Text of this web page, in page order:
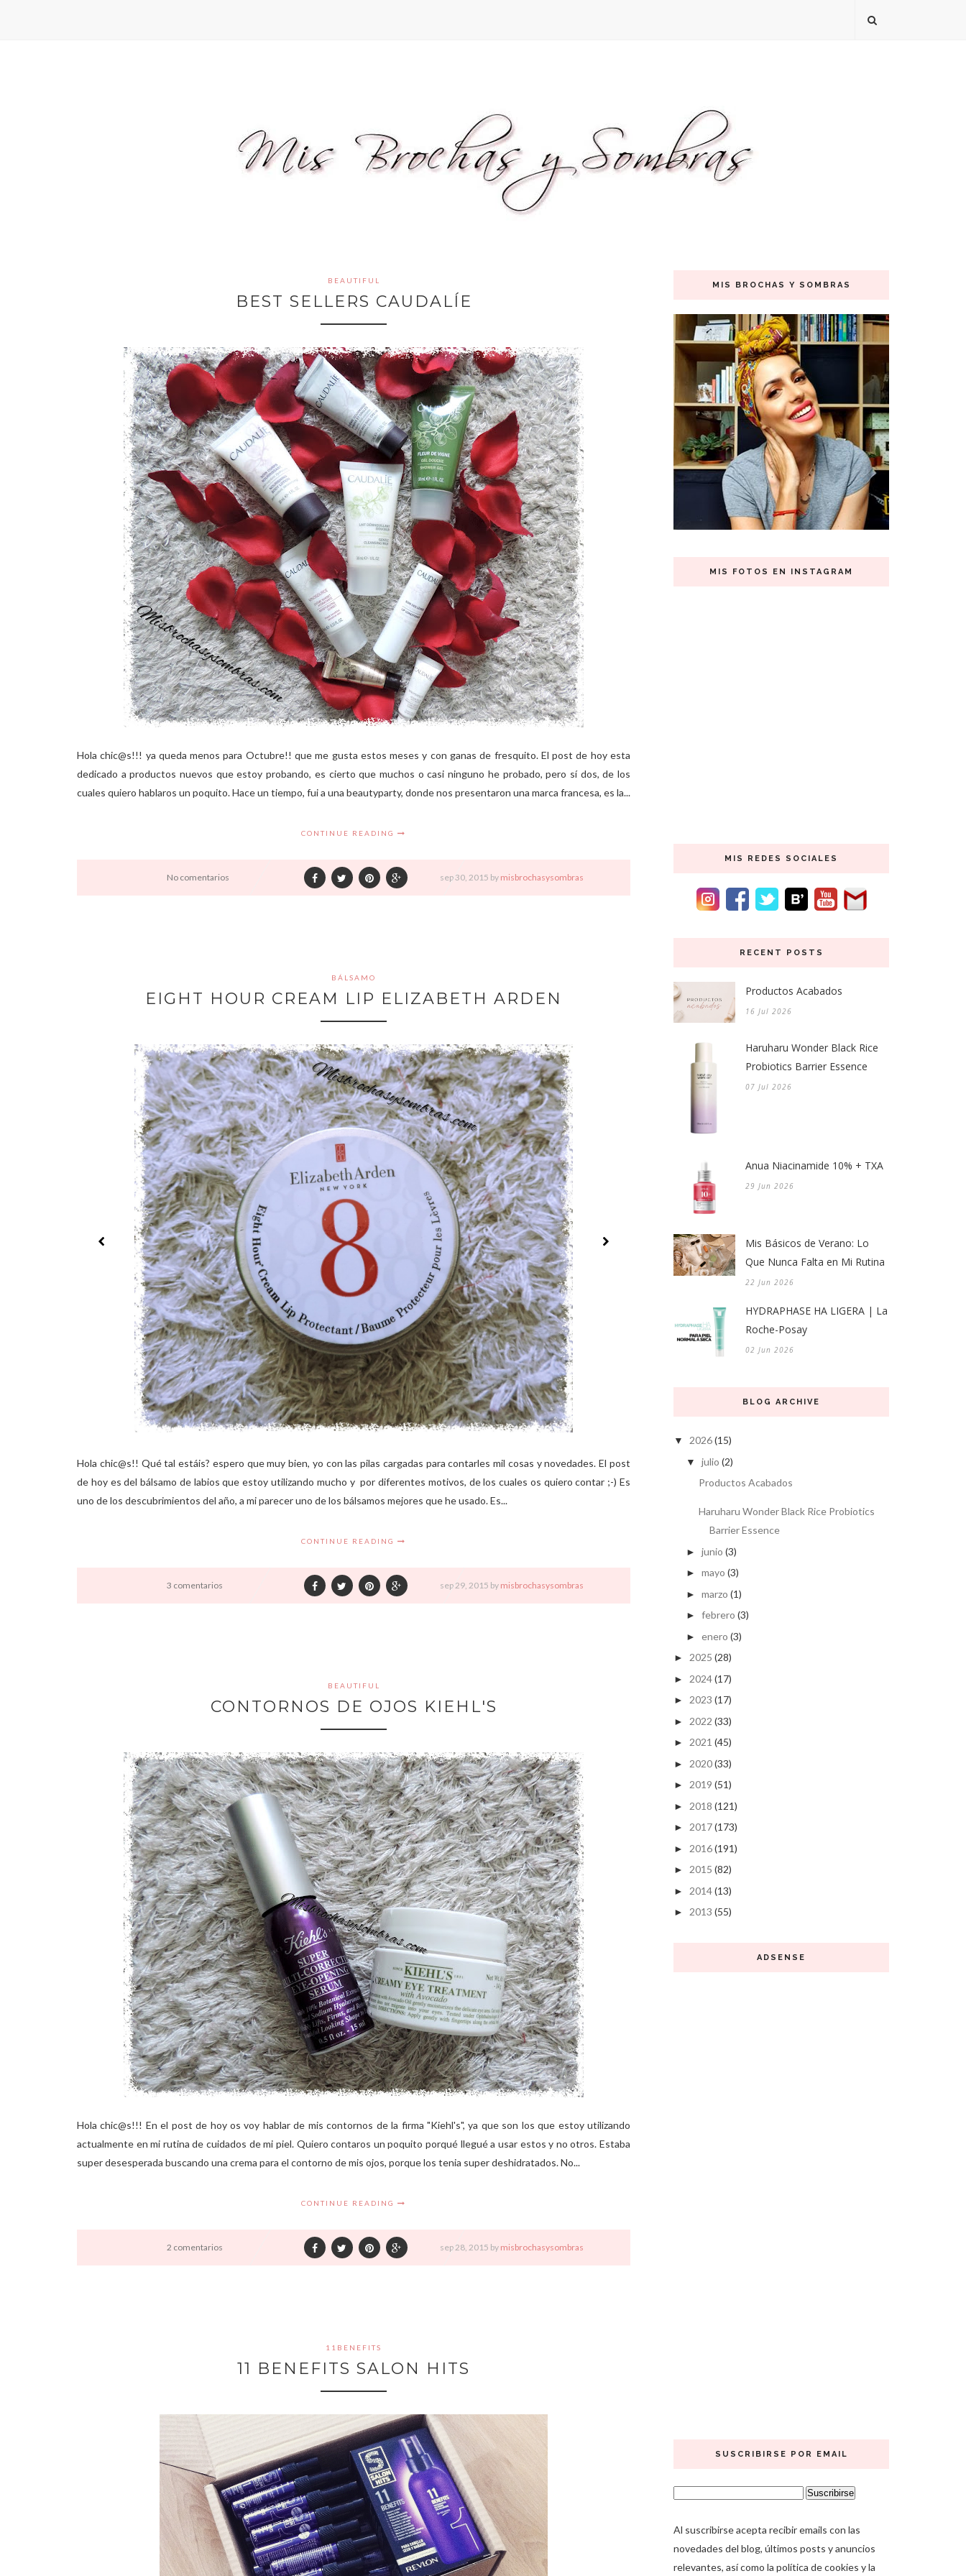
BEAUTIFUL
BEST SELLERS CAUDALÍE
Hola chic@s!!! ya queda menos para Octubre!! que me gusta estos meses y con ganas de fresquito. El post de hoy esta
dedicado a productos nuevos que estoy probando, es cierto que muchos o casi ninguno he probado, pero sí dos, de los
cuales quiero hablaros un poquito. Hace un tiempo, fui a una beautyparty, donde nos presentaron una marca francesa, es la...
CONTINUE READING
No comentarios sep30, 2015 by misbrochasysombras
BÁLSAMO
EIGHT HOUR CREAM LIP ELIZABETH ARDEN
Hola chic@s!! Qué tal estáis? espero que muy bien, yo con las pilas cargadas para contarles mil cosas y novedades. El post
de hoy es del bálsamo de labios que estoy utilizando mucho y por diferentes motivos, de los cuales os quiero contar ;-) Es
uno de los descubrimientos del año, a mi parecer uno de los bálsamos mejores que he usado. Es...
CONTINUE READING
3 comentarios sep29, 2015 by misbrochasysombras
BEAUTIFUL
CONTORNOS DE OJOS KIEHL'S
Hola chic@s!!! En el post de hoy os voy hablar de mis contornos de la firma "Kiehl's", ya que son los que estoy utilizando
actualmente en mi rutina de cuidados de mi piel. Quiero contaros un poquito porqué llegué a usar estos y no otros. Estaba
super desesperada buscando una crema para el contorno de mis ojos, porque los tenia super deshidratados. No...
CONTINUE READING
2 comentarios sep28, 2015 by misbrochasysombras
11BENEFITS
11 BENEFITS SALON HITS
MIS BROCHAS Y SOMBRAS
MIS FOTOS EN INSTAGRAM
MIS REDES SOCIALES
RECENT POSTS
Productos Acabados
16 Jul 2026
Haruharu Wonder Black Rice
Probiotics Barrier Essence
07 Jul 2026
Anua Niacinamide 10% + TXA
29 Jun 2026
Mis Básicos de Verano: Lo
Que Nunca Falta en Mi Rutina
22 Jun 2026
HYDRAPHASE HA LIGERA | La
Roche-Posay
02 Jun 2026
BLOG ARCHIVE
▼ 2026(15)
▼ julio (2)
Productos Acabados
Haruharu Wonder Black Rice Probiotics
Barrier Essence
► junio (3)
► mayo (3)
► marzo (1)
► febrero (3)
► enero (3)
► 2025 (28)
► 2024(17)
► 2023 (17)
► 2022 (33)
► 2021 (45)
► 2020(33)
► 2019 (51)
► 2018 (121)
► 2017(173)
► 2016(191)
► 2015 (82)
► 2014(13)
► 2013 (55)
ADSENSE
SUSCRIBIRSE POR EMAIL
Al suscribirse acepta recibir emails con las
novedades del blog, últimos posts y anuncios
relevantes, así como la política de cookies y la